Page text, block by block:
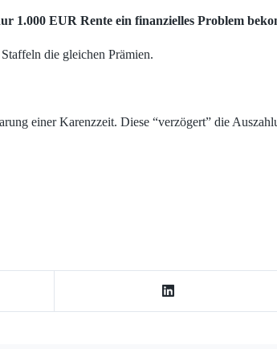
1.000 EUR Rente ein finanzielles Problem
die gleichen Prämien.
einer Karenzzeit. Diese “verzögert” die